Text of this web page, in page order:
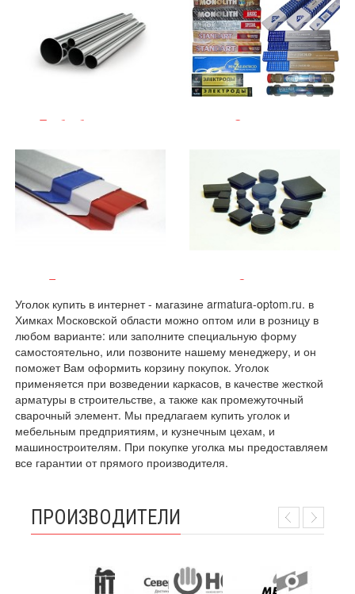
Трубы бесшовные Электроды
Евроштакетник Заглушки
Уголок купить в интернет - магазине armatura-optom.ru. в
Химках Московской области можно оптом или в розницу в
любом варианте: или заполните специальную форму
самостоятельно, или позвоните нашему менеджеру, и он
поможет Вам оформить корзину покупок. Уголок
применяется при возведении каркасов, в качестве жесткой
арматуры в строительстве, а также как промежуточный
сварочный элемент. Мы предлагаем купить уголок и
мебельным предприятиям, и кузнечным цехам, и
машиностроителям. При покупке уголка мы предоставляем
все гарантии от прямого производителя.
ПРОИЗВОДИТЕЛИ